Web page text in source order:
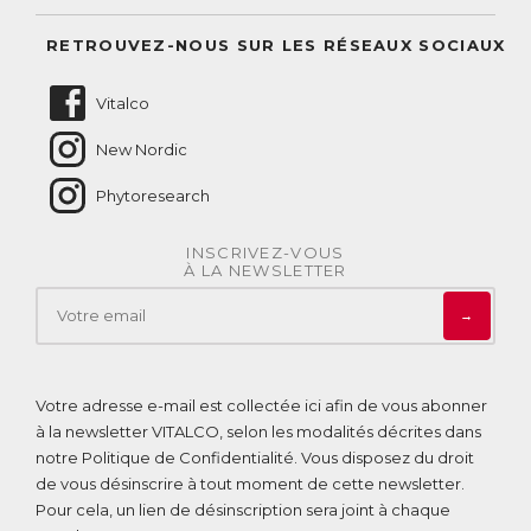
RETROUVEZ-NOUS SUR LES RÉSEAUX SOCIAUX
Vitalco
New Nordic
Phytoresearch
INSCRIVEZ-VOUS
À LA NEWSLETTER
→
Votre adresse e-mail est collectée ici afin de vous abonner
à la newsletter VITALCO, selon les modalités décrites dans
notre Politique de Confidentialité. Vous disposez du droit
de vous désinscrire à tout moment de cette newsletter.
Pour cela, un lien de désinscription sera joint à chaque